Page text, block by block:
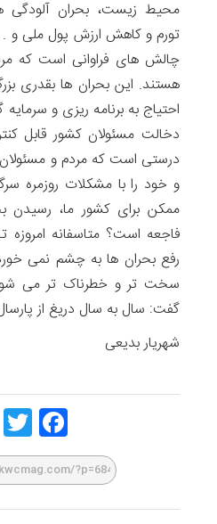
محیط زیست، بحران آلودگی
تورم و کاهش ارزش پول ملی و .
چالش های فراوانی است که
هستند. این بحران ها بقدری
احتیاج به برنامه ریزی و سرمایه
دخالت مسئولان کشور قابل
درستی است که مردم و
و خود را با مشکلات روزمره
ممکن برای کشور ما، رسیدن
فاجعه است؟ متاسفانه
رفع بحران ها به چشم نمی
سخت تر و خطرناک تر می
گفت: سال به سال دریغ از
شهریار بدیعی
Face